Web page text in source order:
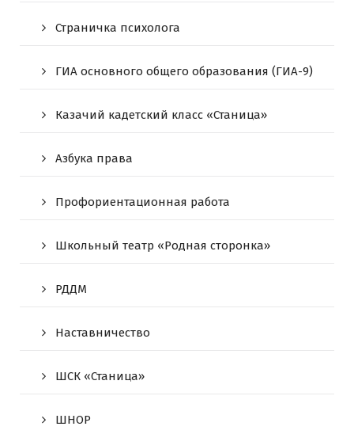
Страничка психолога
ГИА основного общего образования (ГИА-9)
Казачий кадетский класс «Станица»
Азбука права
Профориентационная работа
Школьный театр «Родная сторонка»
РДДМ
Наставничество
ШСК «Станица»
ШНОР